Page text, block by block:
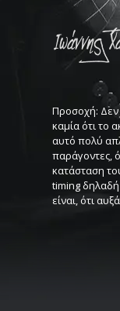
Προσοχή:
καμία ότι το
αυτό πολύ
παράγοντες,
κατάσταση
timing δηλαδή
είναι, ότι